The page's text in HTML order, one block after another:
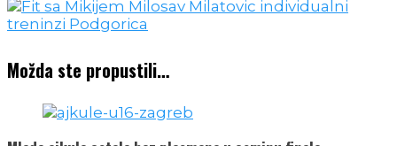
Možda ste propustili…